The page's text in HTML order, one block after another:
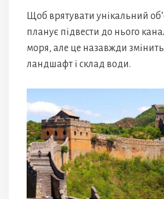
Щоб врятувати унікальний
планує підвести до нього
моря, але це назавжди
ландшафт і склад води.